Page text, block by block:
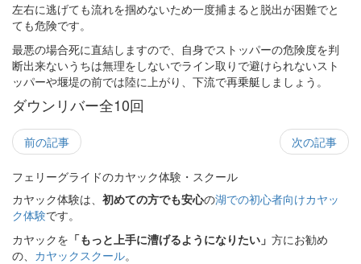
左右に逃げても流れを掴めないため一度捕まると脱出が困難でと
ても危険です。
最悪の場合死に直結しますので、自身でストッパーの危険度を判
断出来ないうちは無理をしないでライン取りで避けられないスト
ッパーや堰堤の前では陸に上がり、下流で再乗艇しましょう。
ダウンリバー全10回
前の記事 次の記事
フェリーグライドのカヤック体験・スクール
カヤック体験は、 初めての方でも安心の湖での初心者向けカヤッ
ク体験です。
カヤックを 「もっと上手に漕げるようになりたい」 方にお勧め
の、 カヤックスクール。